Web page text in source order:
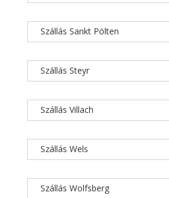
Szállás Sankt Pölten
Szállás Steyr
Szállás Villach
Szállás Wels
Szállás Wolfsberg